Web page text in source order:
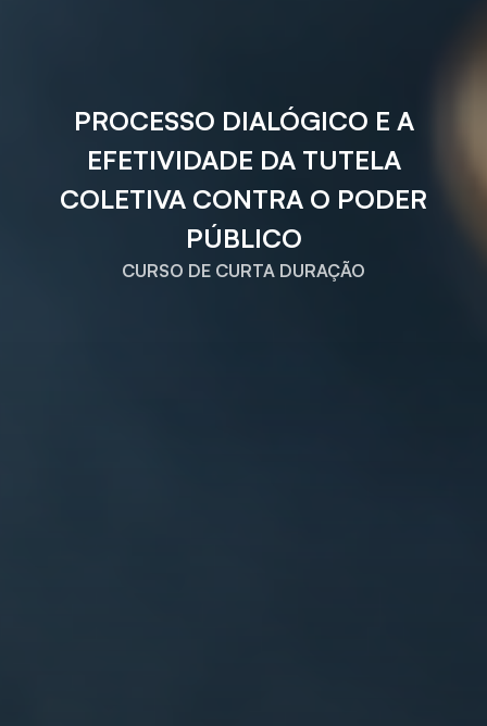
PROCESSO DIALÓGICO E A
EFETIVIDADE DA TUTELA
COLETIVA CONTRA O PODER
PÚBLICO
CURSO DE CURTA DURAÇÃO